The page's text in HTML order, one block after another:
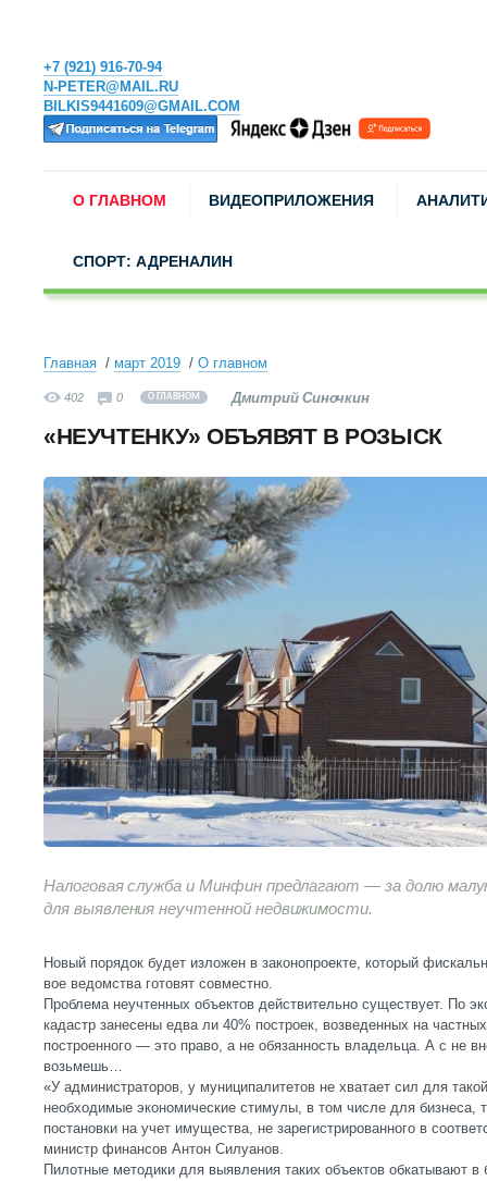
+7 (921) 916-70-94
N-PETER@MAIL.RU
BILKIS9441609@GMAIL.COM
О ГЛАВНОМ ВИДЕОПРИЛОЖЕНИЯ
СПОРТ: АДРЕНАЛИН
Главная март 2019 О главном
402 0 О ГЛАВНОМ Дмитрий Синочкин
«НЕУЧТЕНКУ» ОБЪЯВЯТ В РОЗЫСК
Налоговая служба и Минфин предлагают — за долю
для выявления неучтенной недвижимости.
Новый порядок будет изложен в законопроекте, который
вое ведомства готовят совместно.
Проблема неучтенных объектов действительно существует. По
кадастр занесены едва ли 40% построек, возведенных на
построенного — это право, а не обязанность владельца. А с не
возьмешь…
«У администраторов, у муниципалитетов не хватает сил для
необходимые экономические стимулы, в том числе для бизнеса,
постановки на учет имущества, не зарегистрированного в
министр финансов Антон Силуанов.
Пилотные методики для выявления таких объектов обкатывают